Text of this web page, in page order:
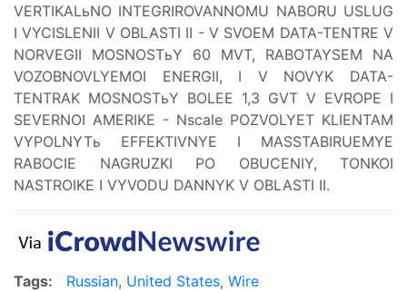
VERTIKALьNO INTEGRIROVANNOMU NABORU USLUG
I VYCISLENII V OBLASTI II - V SVOEM DATA-TENTRE V
NORVEGII MOSNOSTьY 60 MVT, RABOTAYSEM NA
VOZOBNOVLYEMOI ENERGII, I V NOVYK DATA-
TENTRAK MOSNOSTьY BOLEE 1,3 GVT V EVROPE I
SEVERNOI AMERIKE - Nscale POZVOLYET KLIENTAM
VYPOLNYTь EFFEKTIVNYE I MASSTABIRUEMYE
RABOCIE NAGRUZKI PO OBUCENIY, TONKOI
NASTROIKE I VYVODU DANNYK V OBLASTI II.
Tags: Russian, United States, Wire